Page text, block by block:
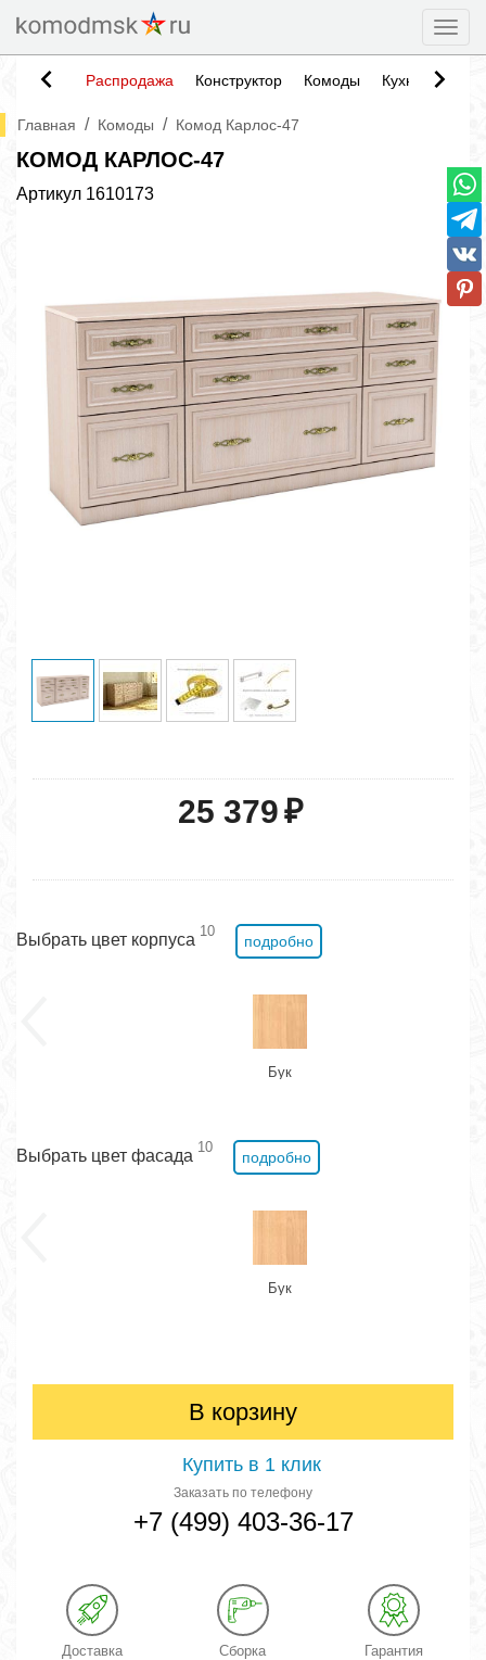
Распродажа Конструктор Комоды Кухни
Главная / Комоды / Комод Карлос-47
КОМОД КАРЛОС-47
Артикул 1610173
25 379₽
Выбрать цвет корпуса 10
подробно
Бук
Выбрать цвет фасада 10
подробно
Бук
В корзину
Купить в 1 клик
Заказать по телефону
+7 (499) 403-36-17
Доставка Сборка Гарантия